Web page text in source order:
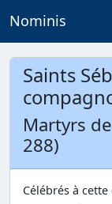
Nominis
Saints
Martyrs
288)
Célébrés à